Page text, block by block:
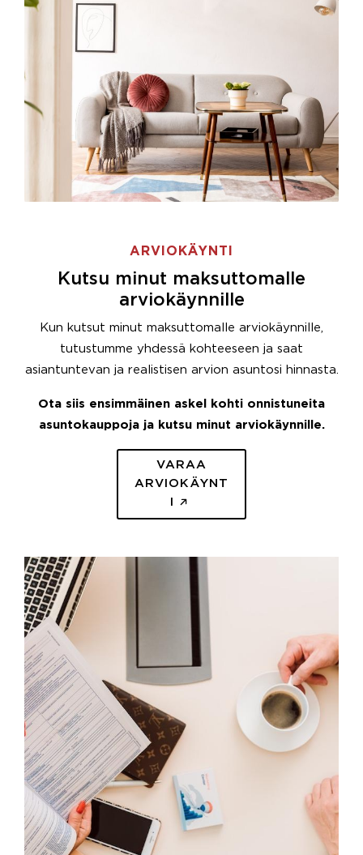
ARVIOKÄYNTI
Kutsu minut maksuttomalle
arviokäynnille
Kun kutsut minut maksuttomalle arviokäynnille,
tutustumme yhdessä kohteeseen ja saat
asiantuntevan ja realistisen arvion asuntosi hinnasta.
Ota siis ensimmäinen askel kohti onnistuneita
asuntokauppoja ja kutsu minut arviokäynnille.
VARAA
ARVIOKÄYNT